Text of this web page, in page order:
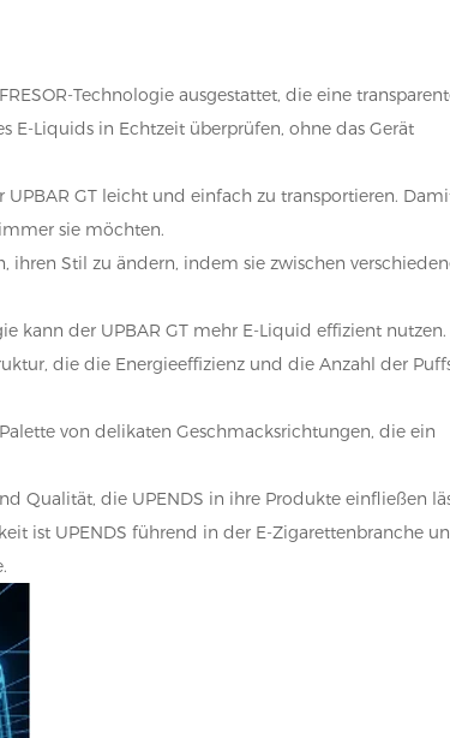
Technologie ausgestattet, die eine
Liquids in Echtzeit überprüfen, ohne das Gerät
GT leicht und einfach zu transportieren.
sie möchten.
ihren Stil zu ändern, indem sie zwischen
kann der UPBAR GT mehr E-Liquid effizient nutzen.
die die Energieeffizienz und die Anzahl der
von delikaten Geschmacksrichtungen, die ein
Qualität, die UPENDS in ihre Produkte einfließen
ist UPENDS führend in der E-Zigarettenbranche